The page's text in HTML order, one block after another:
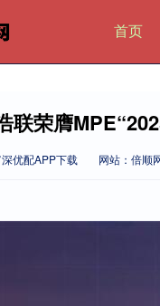
首页
联荣膺
优配APP下载 网站：倍顺